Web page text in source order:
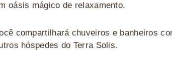
oásis mágico de relaxamento.
compartilhará chuveiros e banheiros
hóspedes do Terra Solis.